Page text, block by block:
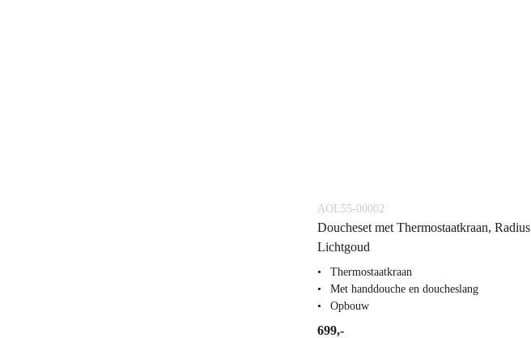
AOL55-00002
Doucheset met Thermostaatkraan, Radius
Lichtgoud
Thermostaatkraan
Met handdouche en doucheslang
Opbouw
699,-